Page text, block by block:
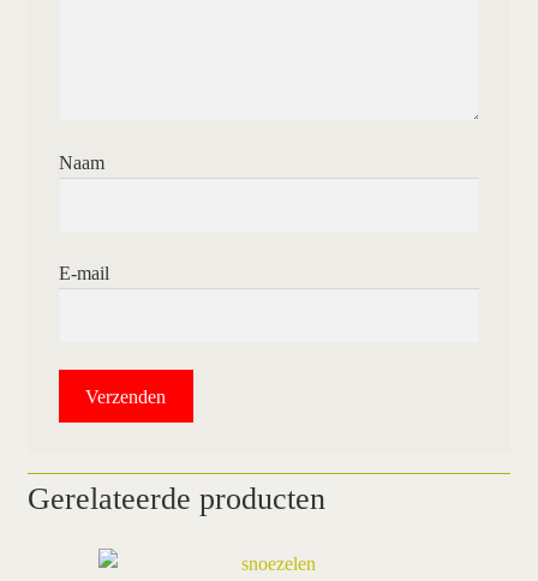
Naam
E-mail
Gerelateerde producten